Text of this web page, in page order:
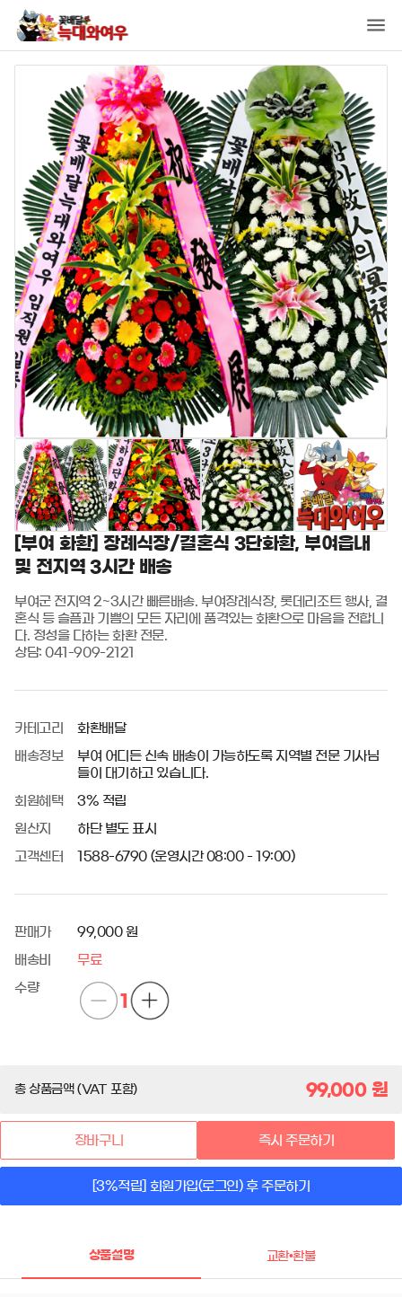
[부여 화환] 장례식장/결혼식 3단화환, 부여읍내
및 전지역 3시간 배송
부여군 전지역 2~3시간 빠른배송. 부여장례식장, 롯데리조트 행사, 결
혼식 등 슬픔과 기쁨의 모든 자리에 품격있는 화환으로 마음을 전합니
다. 정성을 다하는 화환 전문.
상담: 041-909-2121
카테고리 화환배달
배송정보
부여 어디든 신속 배송이 가능하도록 지역별 전문 기사님
들이 대기하고 있습니다.
회원혜택 3% 적립
원산지 하단 별도 표시
고객센터 1588-6790 (운영시간 08:00 - 19:00)
판매가 99,000 원
배송비 무료
수량
1
총 상품금액 (VAT 포함) 99,000원
장바구니 즉시 주문하기
[3%적립] 회원가입(로그인) 후 주문하기
상품설명 교환•환불